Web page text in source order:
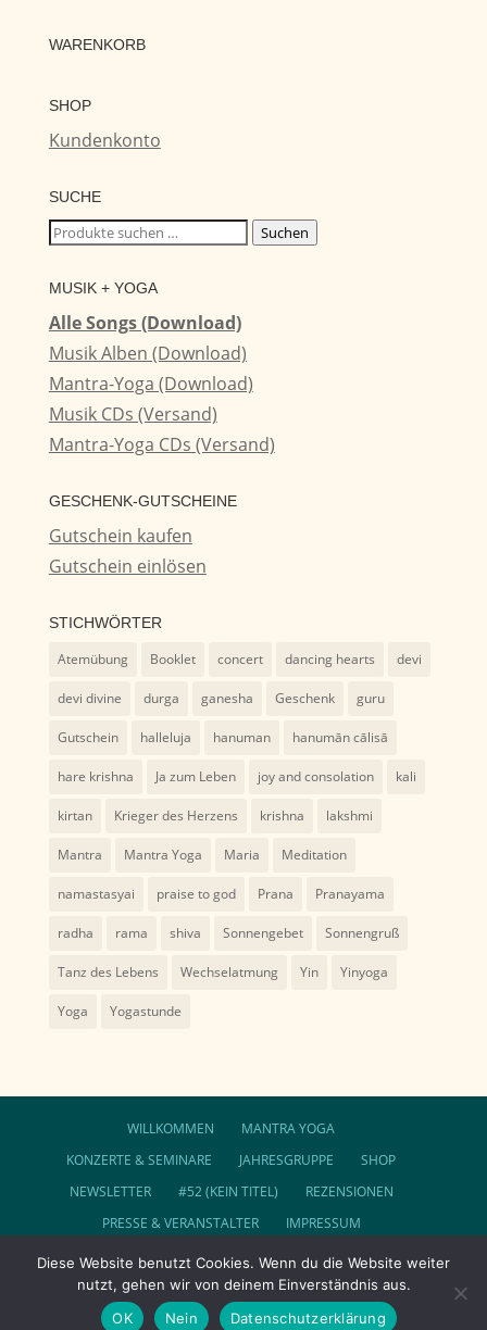
WARENKORB
SHOP
Kundenkonto
SUCHE
Suchen
Suchen
MUSIK + YOGA
Alle Songs (Download)
Musik Alben (Download)
Mantra-Yoga (Download)
Musik CDs (Versand)
Mantra-Yoga CDs (Versand)
GESCHENK-GUTSCHEINE
Gutschein kaufen
Gutschein einlösen
STICHWÖRTER
Atemübung Booklet concert dancing hearts devi
devi divine durga ganesha Geschenk guru
Gutschein halleluja hanuman hanumān cālisā
hare krishna Ja zum Leben joy and consolation kali
kirtan Krieger des Herzens krishna lakshmi
Mantra Mantra Yoga Maria Meditation
namastasyai praise to god Prana Pranayama
radha rama shiva Sonnengebet Sonnengruß
Tanz des Lebens Wechselatmung Yin Yinyoga
Yoga Yogastunde
WILLKOMMEN
MANTRA YOGA
KONZERTE & SEMINARE
JAHRESGRUPPE
SHOP
NEWSLETTER
#52 (KEIN TITEL)
REZENSIONEN
PRESSE & VERANSTALTER
IMPRESSUM
DATENSCHUTZ
FOLGE SUNDARAM AUF FACEBOOK
COOKIE-RICHTLINIE (EU)
Diese Website benutzt Cookies. Wenn du die Website weiter
nutzt, gehen wir von deinem Einverständnis aus.
OK
Nein Datenschutzerklärung